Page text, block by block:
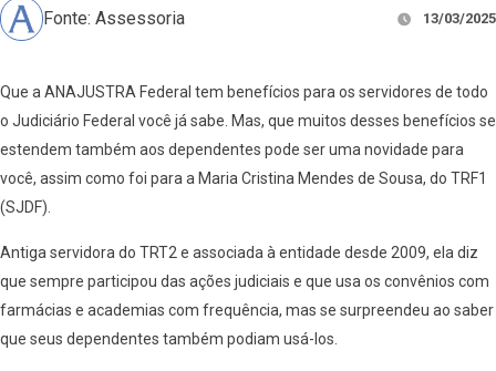
Fonte: Assessoria 13/03/2025
Que a ANAJUSTRA Federal tem benefícios para os servidores de todo
o Judiciário Federal você já sabe. Mas, que muitos desses benefícios se
estendem também aos dependentes pode ser uma novidade para
você, assim como foi para a Maria Cristina Mendes de Sousa, do TRF1
(SJDF).
Antiga servidora do TRT2 e associada à entidade desde 2009, ela diz
que sempre participou das ações judiciais e que usa os convênios com
farmácias e academias com frequência, mas se surpreendeu ao saber
que seus dependentes também podiam usá-los.